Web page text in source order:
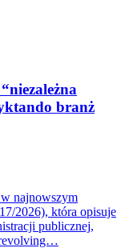
branż
najnowszym
2026), która opisuje
publicznej,